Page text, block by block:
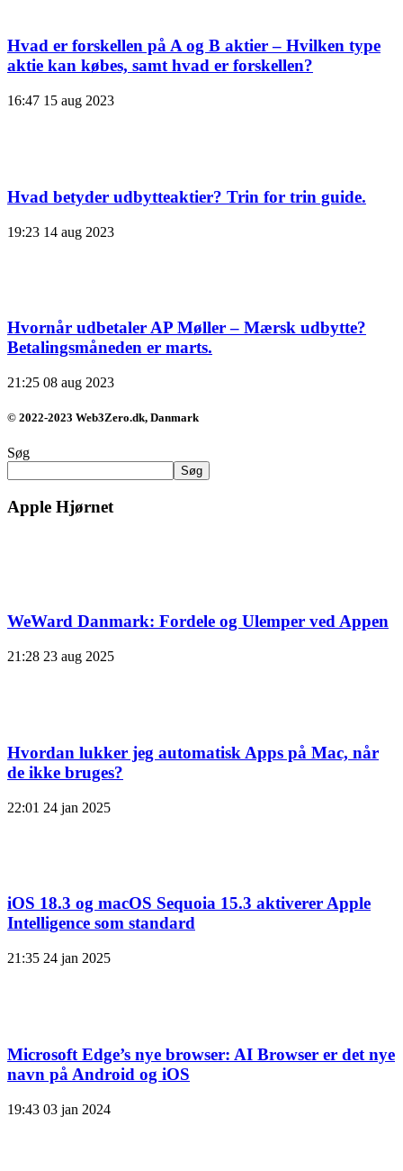
Hvad er forskellen på A og B aktier – Hvilken type
aktie kan købes, samt hvad er forskellen?
16:47 15 aug 2023
Hvad betyder udbytteaktier? Trin for trin guide.
19:23 14 aug 2023
Hvornår udbetaler AP Møller – Mærsk udbytte?
Betalingsmåneden er marts.
21:25 08 aug 2023
© 2022-2023 Web3Zero.dk, Danmark
Søg
Søg
Apple Hjørnet
WeWard Danmark: Fordele og Ulemper ved Appen
21:28 23 aug 2025
Hvordan lukker jeg automatisk Apps på Mac, når
de ikke bruges?
22:01 24 jan 2025
iOS 18.3 og macOS Sequoia 15.3 aktiverer Apple
Intelligence som standard
21:35 24 jan 2025
Microsoft Edge’s nye browser: AI Browser er det nye
navn på Android og iOS
19:43 03 jan 2024